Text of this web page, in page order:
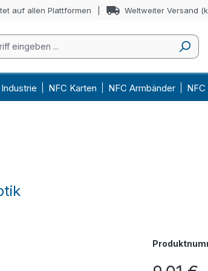
auf allen Plattformen Weltweiter Versand
NFC Karten NFC Armbänder